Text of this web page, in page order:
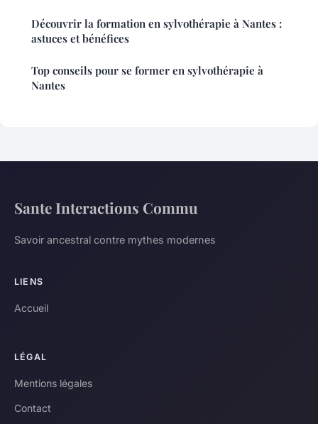
Découvrir la formation en sylvothérapie à Nantes :
astuces et bénéfices
Top conseils pour se former en sylvothérapie à
Nantes
Sante Interactions Commu
Savoir ancestral contre mythes modernes
LIENS
Accueil
LÉGAL
Mentions légales
Contact